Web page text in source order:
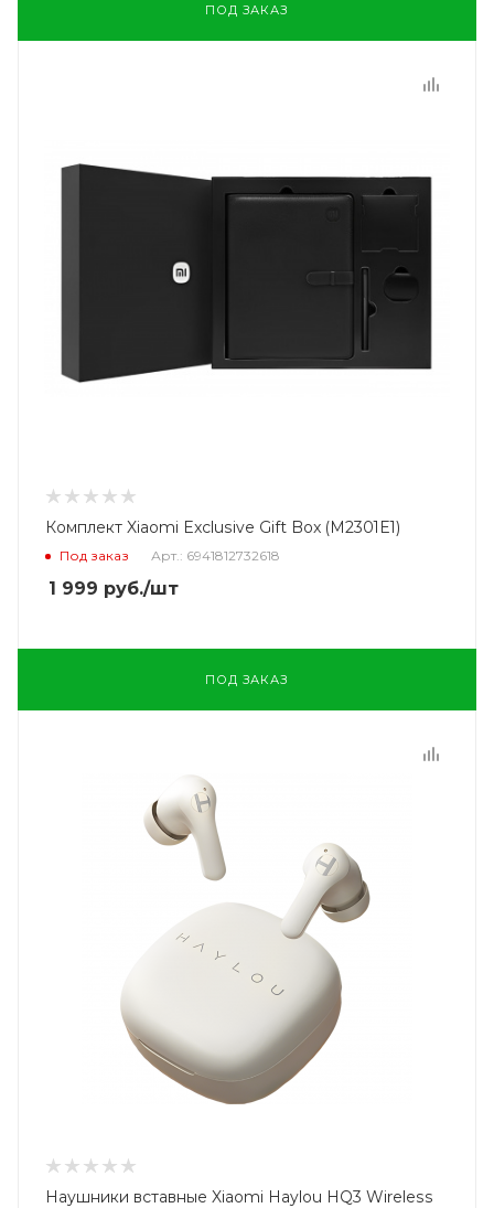
ПОД ЗАКАЗ
Комплект Xiaomi Exclusive Gift Box (M2301E1)
Под заказ Арт.: 6941812732618
1 999 руб./шт
ПОД ЗАКАЗ
Наушники вставные Xiaomi Haylou HQ3 Wireless